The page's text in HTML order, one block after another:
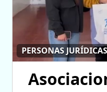
PERSONAS JURÍDICAS